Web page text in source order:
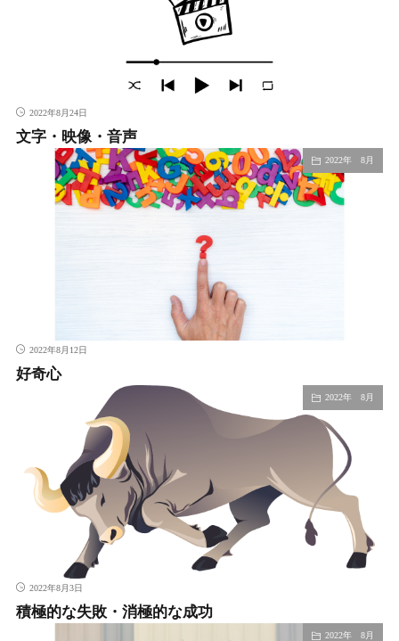
2022年8月24日
文字・映像・音声
2022年 8月
2022年8月12日
好奇心
2022年 8月
2022年8月3日
積極的な失敗・消極的な成功
2022年 8月